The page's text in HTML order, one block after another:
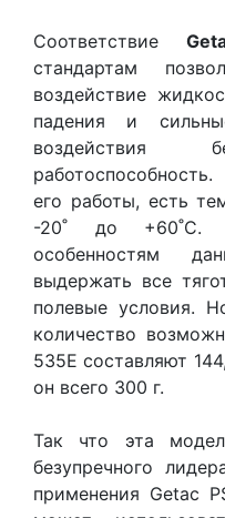
Соответствие
стандартам
воздействие
падения и
его работы, есть
-20˚ до +60˚С.
особенностям
выдержать все
полевые условия.
количество
535E составляют
он всего 300 г.
Так что эта
безупречного
применения Getac